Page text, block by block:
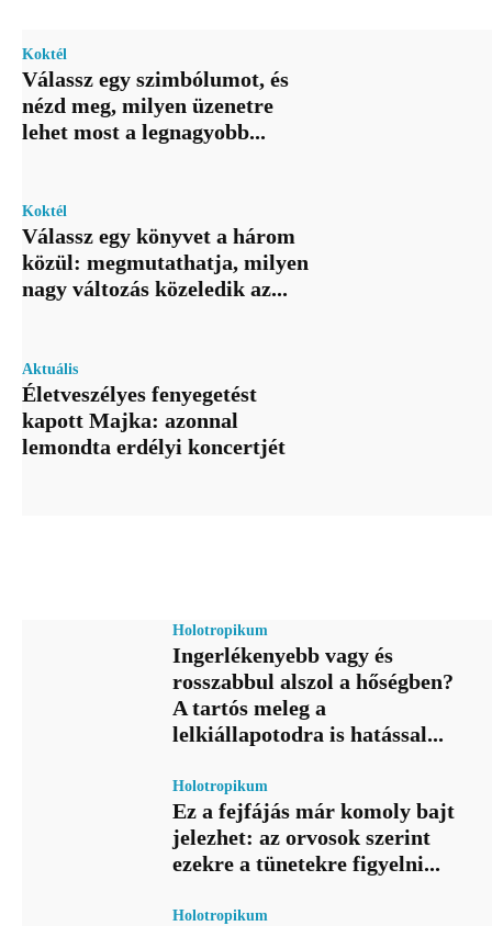
Koktél
Válassz egy szimbólumot, és
nézd meg, milyen üzenetre
lehet most a legnagyobb...
Koktél
Válassz egy könyvet a három
közül: megmutathatja, milyen
nagy változás közeledik az...
Aktuális
Életveszélyes fenyegetést
kapott Majka: azonnal
lemondta erdélyi koncertjét
Holotropikum
Ingerlékenyebb vagy és
rosszabbul alszol a hőségben?
A tartós meleg a
lelkiállapotodra is hatással...
Holotropikum
Ez a fejfájás már komoly bajt
jelezhet: az orvosok szerint
ezekre a tünetekre figyelni...
Holotropikum